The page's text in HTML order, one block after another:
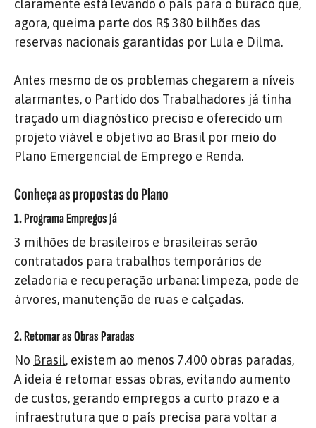
claramente está levando o país para o buraco que,
agora, queima parte dos R$ 380 bilhões das
reservas nacionais garantidas por Lula e Dilma.
Antes mesmo de os problemas chegarem a níveis
alarmantes, o Partido dos Trabalhadores já tinha
traçado um diagnóstico preciso e oferecido um
projeto viável e objetivo ao Brasil por meio do
Plano Emergencial de Emprego e Renda.
Conheça as propostas do Plano
1. Programa Empregos Já
3 milhões de brasileiros e brasileiras serão
contratados para trabalhos temporários de
zeladoria e recuperação urbana: limpeza, pode de
árvores, manutenção de ruas e calçadas.
2. Retomar as Obras Paradas
No Brasil, existem ao menos 7.400 obras paradas,
A ideia é retomar essas obras, evitando aumento
de custos, gerando empregos a curto prazo e a
infraestrutura que o país precisa para voltar a